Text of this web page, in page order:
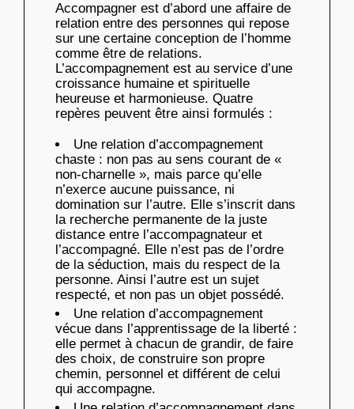
Accompagner est d’abord une affaire de
relation entre des personnes qui repose
sur une certaine conception de l’homme
comme être de relations.
L’accompagnement est au service d’une
croissance humaine et spirituelle
heureuse et harmonieuse. Quatre
repères peuvent être ainsi formulés :
Une relation d’accompagnement
chaste : non pas au sens courant de «
non-charnelle », mais parce qu’elle
n’exerce aucune puissance, ni
domination sur l’autre. Elle s’inscrit dans
la recherche permanente de la juste
distance entre l’accompagnateur et
l’accompagné. Elle n’est pas de l’ordre
de la séduction, mais du respect de la
personne. Ainsi l’autre est un sujet
respecté, et non pas un objet possédé.
Une relation d’accompagnement
vécue dans l’apprentissage de la liberté :
elle permet à chacun de grandir, de faire
des choix, de construire son propre
chemin, personnel et différent de celui
qui accompagne.